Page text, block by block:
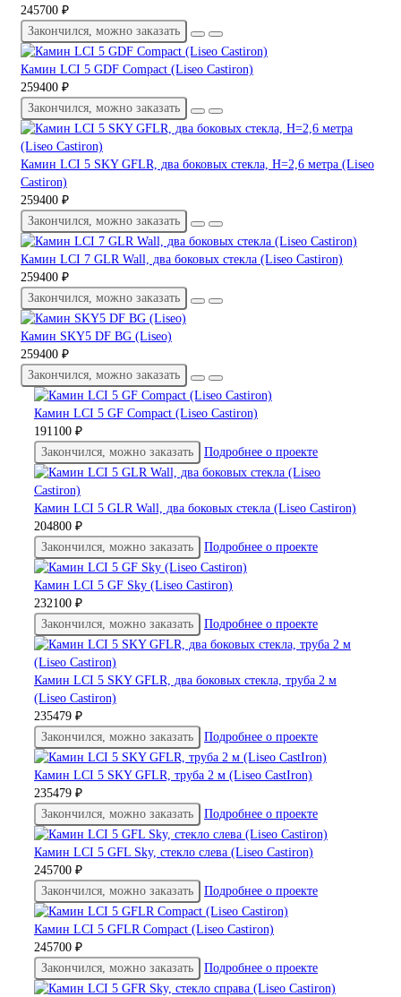
245700 ₽
Закончился, можно заказать
Камин LCI 5 GDF Compact (Liseo Castiron)
259400 ₽
Закончился, можно заказать
Камин LCI 5 SKY GFLR, два боковых стекла, H=2,6 метра (Liseo
Castiron)
259400 ₽
Закончился, можно заказать
Камин LCI 7 GLR Wall, два боковых стекла (Liseo Castiron)
259400 ₽
Закончился, можно заказать
Камин SKY5 DF BG (Liseo)
259400 ₽
Закончился, можно заказать
Камин LCI 5 GF Compact (Liseo Castiron)
191100 ₽
Закончился, можно заказать
Подробнее о проекте
Камин LCI 5 GLR Wall, два боковых стекла (Liseo Castiron)
204800 ₽
Закончился, можно заказать
Подробнее о проекте
Камин LCI 5 GF Sky (Liseo Castiron)
232100 ₽
Закончился, можно заказать
Подробнее о проекте
Камин LCI 5 SKY GFLR, два боковых стекла, труба 2 м
(Liseo Castiron)
235479 ₽
Закончился, можно заказать
Подробнее о проекте
Камин LCI 5 SKY GFLR, труба 2 м (Liseo CastIron)
235479 ₽
Закончился, можно заказать
Подробнее о проекте
Камин LCI 5 GFL Sky, стекло слева (Liseo Castiron)
245700 ₽
Закончился, можно заказать
Подробнее о проекте
Камин LCI 5 GFLR Compact (Liseo Castiron)
245700 ₽
Закончился, можно заказать
Подробнее о проекте